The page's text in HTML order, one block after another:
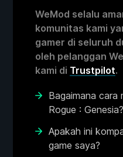
WeMod selalu
komunitas kami
gamer di seluruh
oleh pelanggan
kami di Trustpilot.
Bagaimana cara
Rogue : Genesia?
Apakah ini
game saya?